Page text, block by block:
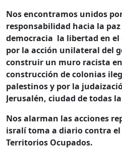
Nos encontramos unidos
responsabilidad hacia la
democracia la libertad en
por la acción unilateral del
construir un muro racista
construcción de colonias
palestinos y por la
Jerusalén, ciudad de todas
Nos alarman las acciones
isralí toma a diario contra
Territorios Ocupados.